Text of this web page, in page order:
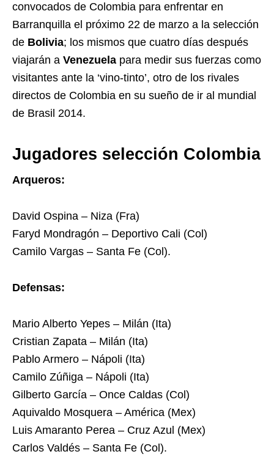
convocados de Colombia para enfrentar en
Barranquilla el próximo 22 de marzo a la selección
de Bolivia; los mismos que cuatro días después
viajarán a Venezuela para medir sus fuerzas como
visitantes ante la ‘vino-tinto’, otro de los rivales
directos de Colombia en su sueño de ir al mundial
de Brasil 2014.
Jugadores selección Colombia
Arqueros:
David Ospina – Niza (Fra)
Faryd Mondragón – Deportivo Cali (Col)
Camilo Vargas – Santa Fe (Col).
Defensas:
Mario Alberto Yepes – Milán (Ita)
Cristian Zapata – Milán (Ita)
Pablo Armero – Nápoli (Ita)
Camilo Zúñiga – Nápoli (Ita)
Gilberto García – Once Caldas (Col)
Aquivaldo Mosquera – América (Mex)
Luis Amaranto Perea – Cruz Azul (Mex)
Carlos Valdés – Santa Fe (Col).